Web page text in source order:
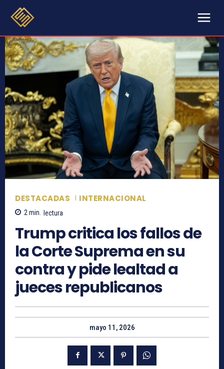
DESTACADAS INTERNACIONAL
2min. lectura
Trump critica los fallos de
la Corte Suprema en su
contra y pide lealtad a
jueces republicanos
mayo 11, 2026